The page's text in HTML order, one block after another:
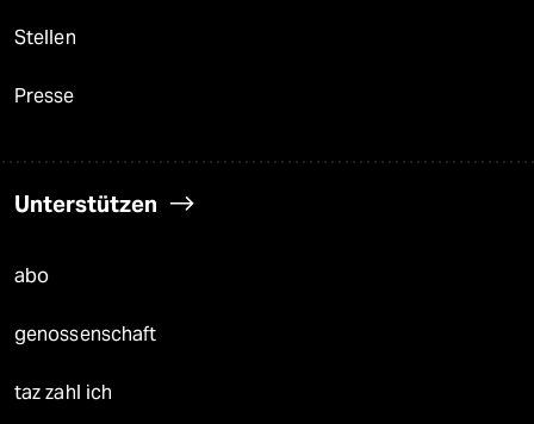
Stellen
Presse
Unterstützen
abo
genossenschaft
taz zahl ich